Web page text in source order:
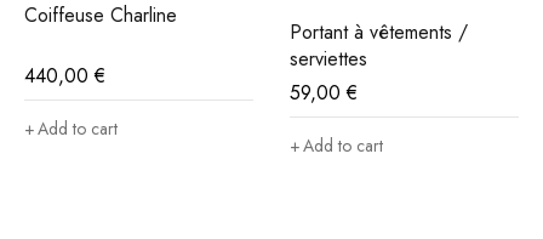
Coiffeuse Charline
440,00€
Add to cart
Portant à vêtements /
serviettes
59,00€
Add to cart